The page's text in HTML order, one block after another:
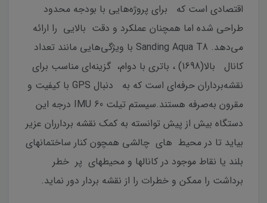
اقتصادی است که برای پروژه‌هایی با بودجه محدود
طراحی شده اما همچنان عملکرد و دقت بالایی را ارائه
می‌دهد. Sanding Aqua T8 با ویژگی‌هایی مانند تعداد
کانال بالا(1698) ، باتری با دوام، گزینه‌ای مناسب برای
نقشه‌برداران حرفه‌ای است که به دنبال GPS با کیفیت و
مقرون به‌صرفه هستند.سیستم تیلت IMU 60 درجه این
دستگاه بیش از پیش توانسته به کمک نقشه بردارران عزیر
بیاید تا در محیط های چالشی همچون کنار ساختمانهای
بلند یا نقاط موجود در کانالها و محیطهای پر خطر
برداشت را ممکن و خطرات را از نقشه بردار دور نماید.